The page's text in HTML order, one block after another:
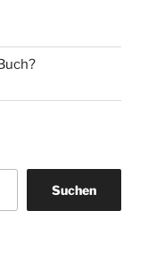
Suchen